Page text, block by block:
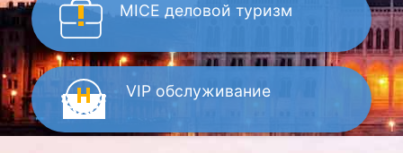
MICE деловой туризм
VIP обслуживание